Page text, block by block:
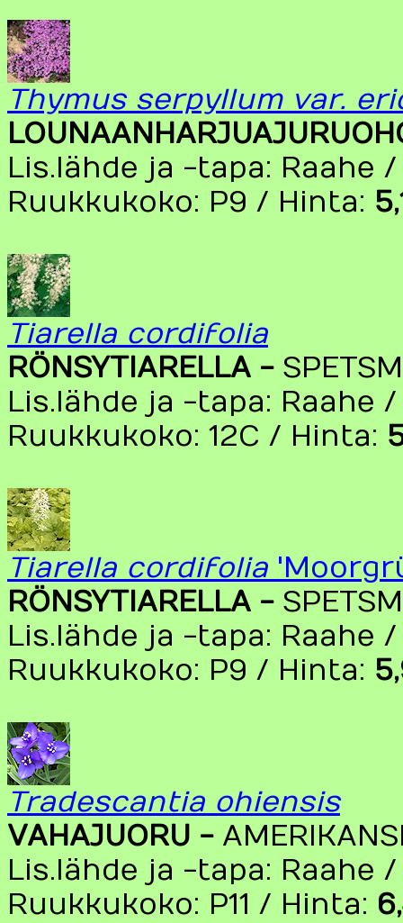
Thymus serpyllum var.
Lis.lähde ja -tapa: Raahe
Ruukkukoko: P9 / Hinta:
Tiarella cordifolia
RÖNSYTIARELLA -
Lis.lähde ja -tapa: Raahe
Ruukkukoko: 12C / Hinta:
Tiarella cordifolia
RÖNSYTIARELLA -
Lis.lähde ja -tapa: Raahe
Ruukkukoko: P9 / Hinta:
Tradescantia ohiensis
VAHAJUORU -
Lis.lähde ja -tapa: Raahe
Ruukkukoko: P11 / Hinta: